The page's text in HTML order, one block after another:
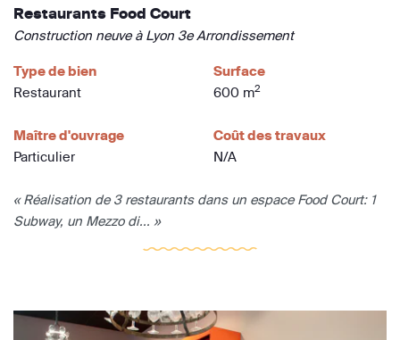
Restaurants Food Court
Construction neuve à Lyon 3e Arrondissement
Type de bien
Restaurant
Surface
600 m2
Maître d'ouvrage
Particulier
Coût des travaux
N/A
« Réalisation de 3 restaurants dans un espace Food Court: 1
Subway, un Mezzo di... »